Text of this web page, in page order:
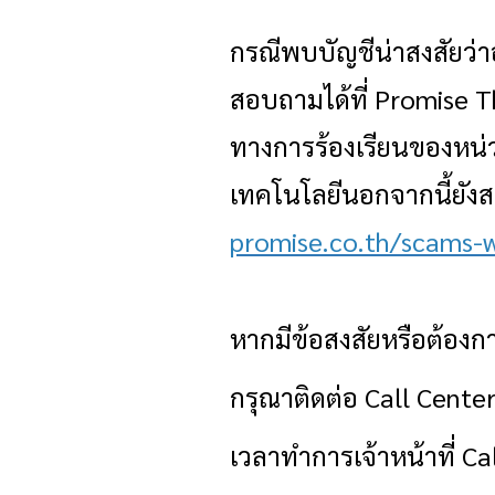
กรณีพบบัญชีน่าสงสัยว่า
สอบถามได้ที่ Promise
ทางการร้องเรียนของ
เทคโนโลยีนอกจากนี้ยั
promise.co.th/scams-
หากมีข้อสงสัยหรือต้อง
กรุณาติดต่อ Call
เวลาทำการเจ้าหน้าที่